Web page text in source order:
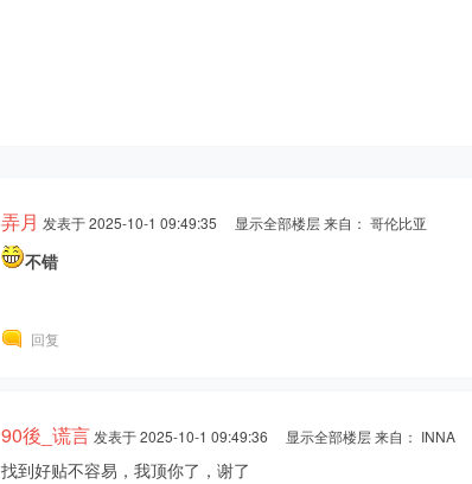
弄月 发表于 2025-10-1 09:49:35 显示全部楼层来自： 哥伦比亚
不错
回复
90後_谎言 发表于 2025-10-1 09:49:36 显示全部楼层来自： INNA
找到好贴不容易，我顶你了，谢了